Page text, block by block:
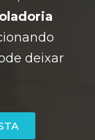
deixar